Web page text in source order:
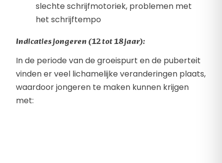
slechte schrijfmotoriek, problemen met
het schrijftempo
Indicaties jongeren (12 tot 18 jaar):
In de periode van de groeispurt en de puberteit
vinden er veel lichamelijke veranderingen plaats,
waardoor jongeren te maken kunnen krijgen
met: